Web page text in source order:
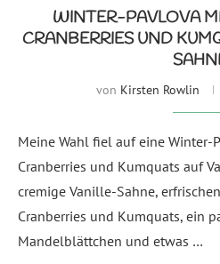
WINTER-PAVLOVA
CRANBERRIES UND
von Kirsten Rowlin
Meine Wahl fiel auf eine Winter-
Cranberries und Kumquats auf
cremige Vanille-Sahne,
Cranberries und Kumquats, ein
Mandelblättchen und etwas …